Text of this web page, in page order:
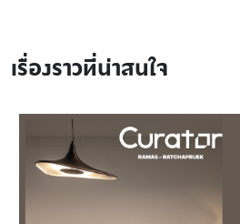
เรื่องราวที่น่าสนใจ